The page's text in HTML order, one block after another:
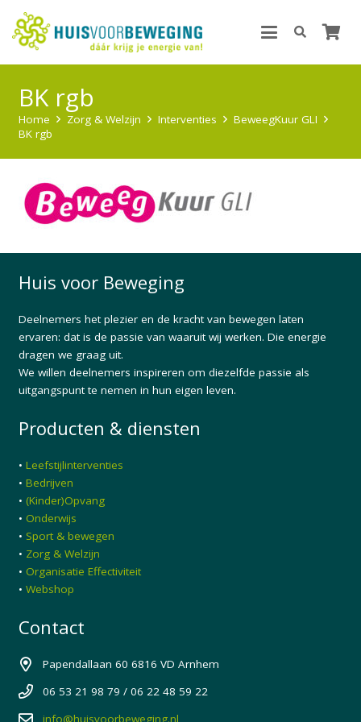
BK rgb
Home Zorg & Welzijn Interventies
BeweegKuur GLI
BK rgb
Huis voor Beweging
Deelnemers het plezier en de kracht van bewegen laten
ervaren: dat is de passie van waaruit wij werken. Die energie
dragen we graag uit.
We willen deelnemers inspireren om diezelfde passie als
uitgangspunt te nemen in hun eigen leven.
Producten & diensten
• Leefstijlinterventies
• Bedrijven
• (Kinder)Opvang
• Onderwijs
• Sport & bewegen
• Zorg & Welzijn
• Organisatie Effectiviteit
• Webshop
Contact
Papendallaan 60 6816 VD Arnhem
06 53 21 98 79 / 06 22 48 59 22
info@huisvoorbeweging.nl